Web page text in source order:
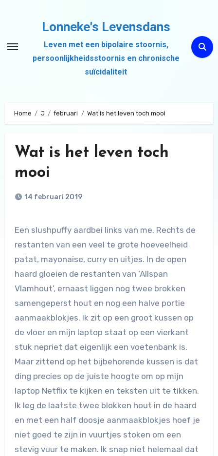
inhoud
Lonneke's Levensdans
Leven met een bipolaire stoornis,
persoonlijkheidsstoornis en chronische
suïcidaliteit
Home J februari Wat is het leven toch mooi
Wat is het leven toch
mooi
14 februari 2019
Een slushpuffy aardbei links van me. Rechts de
restanten van een veel te grote hoeveelheid
patat, mayonaise, curry en uitjes. In de open
haard gloeien de restanten van ‘Allspan
Vlamhout’, ernaast liggen nog twee brokken
samengeperst hout en nog een halve portie
aanmaakblokjes. Ik zit op een groot kussen op
de vloer en mijn laptop staat op een vierkant
stuk nepriet dat eigenlijk een voetenbank is.
Maar zittend op het bijbehorende kussen is dat
ding precies op de juiste hoogte om op mijn
laptop Netflix te kijken en teksten uit te tikken.
Ik leg de laatste twee blokken hout in de haard
en met een half doosje aanmaakblokjes hoef je
niet goed te zijn in vuurtjes stoken om een
stevig vuur te maken. Ik snap niet helemaal dat